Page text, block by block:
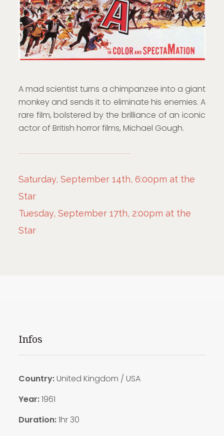
A mad scientist turns a chimpanzee into a giant
monkey and sends it to eliminate his enemies. A
rare film, bolstered by the brilliance of an iconic
actor of British horror films, Michael Gough.
Saturday, September 14th, 6:00pm at the
Star
Tuesday, September 17th, 2:00pm at the
Star
Infos
Country:United Kingdom / USA
Year:1961
Duration:1hr 30